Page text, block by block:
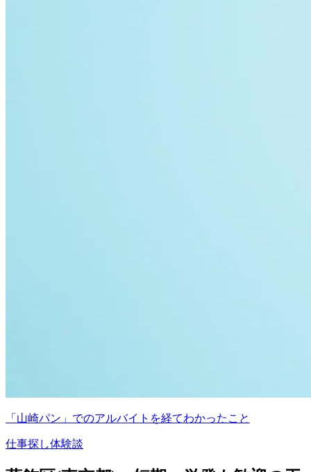
「山崎パン」でのアルバイトを経てわかったこと
仕事探し体験談